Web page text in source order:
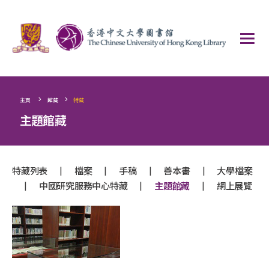
主頁 > 館藏 > 特藏
主題館藏
特藏列表 | 檔案 | 手稿 | 善本書 | 大學檔案
| 中國研究服務中心特藏 | 主題館藏 | 網上展覽